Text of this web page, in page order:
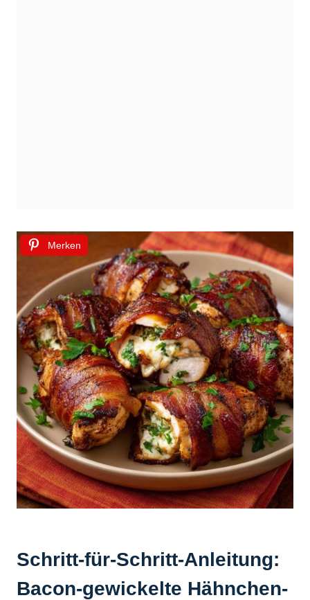
Merken
Schritt-für-Schritt-Anleitung:
Bacon-gewickelte Hähnchen-